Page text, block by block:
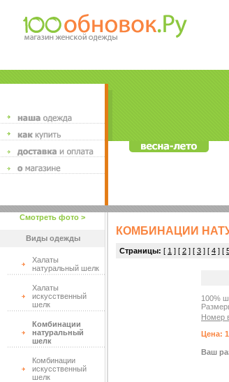
Смотреть фото >
Виды одежды
Халаты
натуральный шелк
Халаты
искусственный
шелк
Комбинации
натуральный
шелк
Комбинации
искусственный
шелк
КОМБИНАЦИИ
Страницы: [ 1 ] [ 2 ] [ 3 ] [ 4 ] [
100%
Номер
Цена:
Ваш